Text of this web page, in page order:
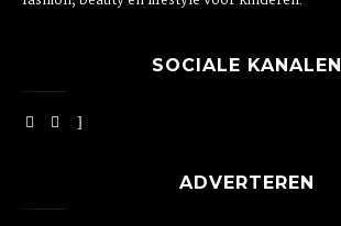
SOCIALE KANALEN
ADVERTEREN